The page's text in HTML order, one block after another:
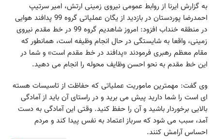
به گزارش ایرنا از روابط عمومی نیروی زمینی ارتش، امیر سرتیپ
احمدرضا پوردستان در بازدید از یگان عملیاتی گروه 99 پدافند هوایی
در منطقه خنداب افزود: امروز شاهدیم گروه 99 در خط مقدم نیروی
زمینی، واقعا به شایستگی در حال انجام وظیفه است، همانطور که
مقام معظم رهبری فرمودند «پدافند در خط مقدم است» و شما در
این خط مقدم به نحو احسن وظایف محوله را انجام می دهید.
وی گفت: مهمترین ماموریت عملیاتی که حفاظت از تاسیسات هسته
ای است را شما دارید پیش می برید و در راستای آن باید از آمادگی
بالایی برخوردار باشید و آن را حفظ کنید. وقتی این آمادگی به دست
آمد، سبب می شود که سرباز اعتماد به نفس پیدا کند و مردم
احساس آرامش کنند.